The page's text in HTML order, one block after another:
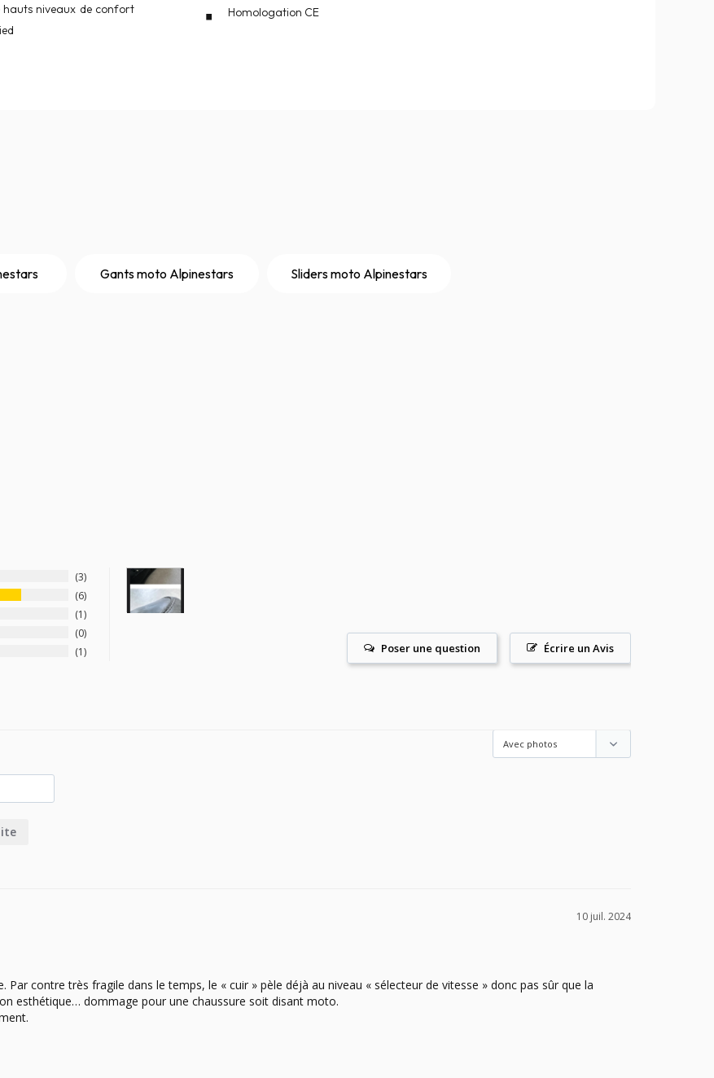
niveaux de confort
Homologation CE
Gants moto Alpinestars Sliders moto Alpinestars
3
6
1
0
1
Écrire un Avis
Poser une question
10 juil. 2024
contre très fragile dans le temps, le « cuir » pèle déjà au niveau « sélecteur de vitesse » donc pas sûr que la
esthétique… dommage pour une chaussure soit disant moto.